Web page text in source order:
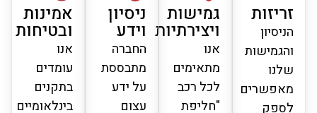
זריזות
הניסיון
והגמישות
שלנו
מאפשרים
לספק
גמישות
ויצירתיות
אנו
מתאימים
לכל רכב
"חליפת
ניסיון
וידע
החברה
מתבססת
על ידע
עצום
אמינות
ובטיחות
אנו
עומדים
בתקנים
בינלאומיים